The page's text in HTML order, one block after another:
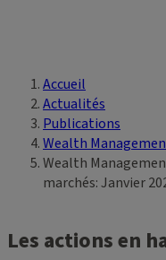
Vous êtes ici
Accueil
Actualités
Publications
Wealth
Wealth
marchés: Janvier
Les actions en